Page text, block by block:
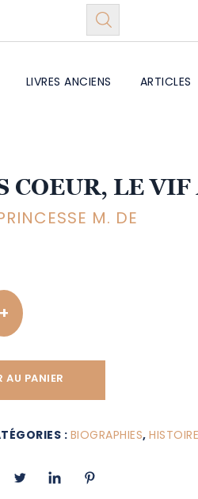
LIVRES ANCIENS ARTICLES
COEUR, LE
M. DE
AU PANIER
:BIOGRAPHIES,